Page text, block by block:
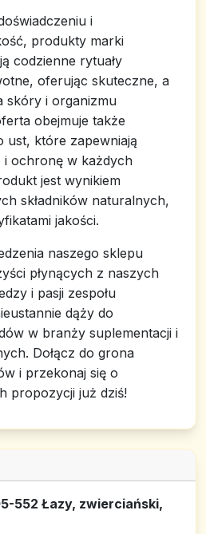
i
produkty marki
codzienne rytuały
oferując skuteczne, a
skóry i organizmu
obejmuje także
ust, które zapewniają
i ochronę w każdych
jest wynikiem
składników naturalnych,
jakości.
naszego sklepu
płynących z naszych
i pasji zespołu
dąży do
w branży suplementacji i
Dołącz do grona
i przekonaj się o
propozycji już dziś!
552 Łazy, zwierciański,